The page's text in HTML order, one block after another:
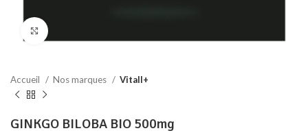
Accueil Nos marques Vitall+
GINKGO BILOBA BIO 500mg